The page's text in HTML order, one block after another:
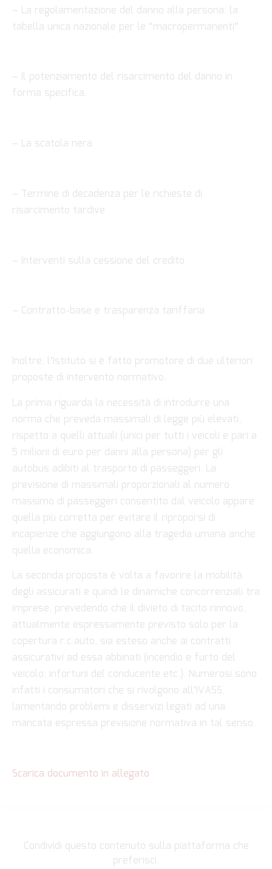
– La regolamentazione del danno alla persona: la
tabella unica nazionale per le “macropermanenti”.
– Il potenziamento del risarcimento del danno in
forma specifica.
– La scatola nera
– Termine di decadenza per le richieste di
risarcimento tardive
– Interventi sulla cessione del credito
– Contratto-base e trasparenza tariffaria
Inoltre, l’Istituto si è fatto promotore di due ulteriori
proposte di intervento normativo.
La prima riguarda la necessità di introdurre una
norma che preveda massimali di legge più elevati,
rispetto a quelli attuali (unici per tutti i veicoli e pari a
5 milioni di euro per danni alla persona) per gli
autobus adibiti al trasporto di passeggeri. La
previsione di massimali proporzionali al numero
massimo di passeggeri consentito dal veicolo appare
quella più corretta per evitare il riproporsi di
incapienze che aggiungono alla tragedia umana anche
quella economica.
La seconda proposta è volta a favorire la mobilità
degli assicurati e quindi le dinamiche concorrenziali tra
imprese, prevedendo che il divieto di tacito rinnovo,
attualmente espressamente previsto solo per la
copertura r.c.auto, sia esteso anche ai contratti
assicurativi ad essa abbinati (incendio e furto del
veicolo; infortuni del conducente etc.). Numerosi sono
infatti i consumatori che si rivolgono all’IVASS,
lamentando problemi e disservizi legati ad una
mancata espressa previsione normativa in tal senso.
Scarica documento in allegato
Condividi questo contenuto sulla piattaforma che
preferisci.